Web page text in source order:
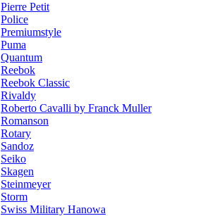
Pierre Petit
Police
Premiumstyle
Puma
Quantum
Reebok
Reebok Classic
Rivaldy
Roberto Cavalli by Franck Muller
Romanson
Rotary
Sandoz
Seiko
Skagen
Steinmeyer
Storm
Swiss Military Hanowa